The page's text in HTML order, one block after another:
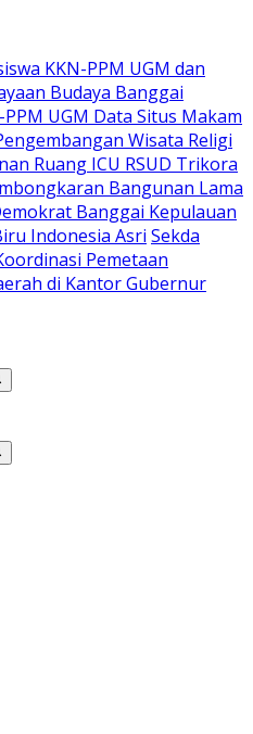
KKN-PPM UGM dan
Budaya Banggai
UGM Data Situs Makam
Wisata Religi
Ruang ICU RSUD Trikora
Bangunan Lama
Banggai Kepulauan
Indonesia Asri Sekda
Pemetaan
di Kantor Gubernur